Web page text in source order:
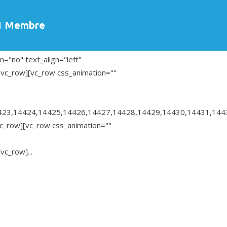
Membre
text_align="left"
css_animation=""
css_animation=""